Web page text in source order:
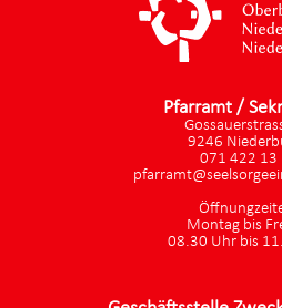
Pfarramt /
9246
071 422 13
Montag bis
08.30 Uhr bis